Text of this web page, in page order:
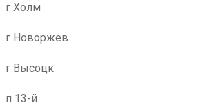
г Холм
г Новоржев
г Высоцк
п 13-й